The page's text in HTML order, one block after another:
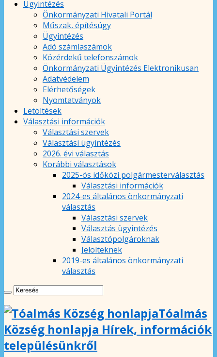
Ügyintézés
Önkormányzati Hivatali Portál
Műszak, építésügy
Ügyintézés
Adó számlaszámok
Közérdekű telefonszámok
Önkormányzati Ügyintézés Elektronikusan
Adatvédelem
Elérhetőségek
Nyomtatványok
Letöltések
Választási információk
Választási szervek
Választási ügyintézés
2026. évi választás
Korábbi választások
2025-ös időközi polgármesterválasztás
Választási információk
2024-es általános önkormányzati
választás
Választási szervek
Választás ügyintézés
Választópolgároknak
Jelölteknek
2019-es általános önkormányzati
választás
Tóalmás
Község honlapja Hírek, információk
településünkről